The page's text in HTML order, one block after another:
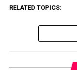
RELATED TOPICS: